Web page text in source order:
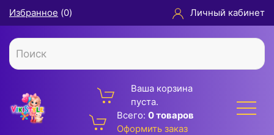
Избранное (0) Личный кабинет
Ваша корзина
пуста.
Всего: 0 товаров
Оформить заказ